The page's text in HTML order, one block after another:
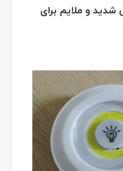
و ملایم برای